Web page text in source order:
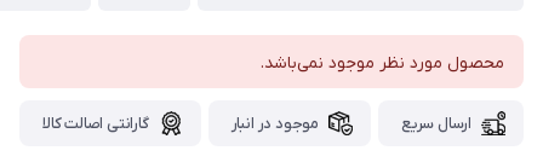
محصول مورد نظر موجود نمی‌باشد.
ارسال سریع موجود در انبار گارانتی اصالت کالا